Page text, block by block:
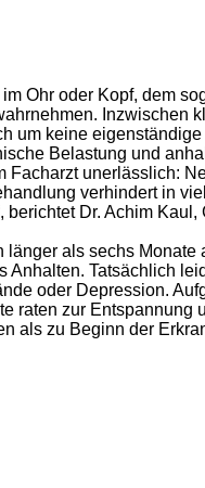
Ohr oder Kopf, dem
Inzwischen
keine
Belastung und
unerlässlich:
verhindert in
Dr. Achim
als sechs
Tatsächlich
oder Depression.
raten zur Entspannung
als zu Beginn der